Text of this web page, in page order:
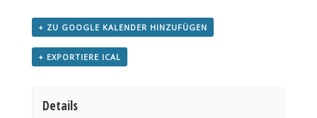
+ ZU GOOGLE KALENDER HINZUFÜGEN
+ EXPORTIERE ICAL
Details